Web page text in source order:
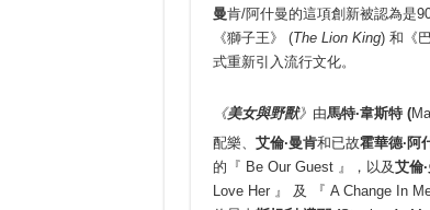
曼肯/阿什曼的這項創新被認為是
《獅子王》 (The Lion King) 和《
式重新引入流行文化。
《美女與野獸》 由馬特·韋斯特 (
配樂、 艾倫·曼肯和已故霍華德· 阿
的『 Be Our Guest 』，以及艾倫·
Love Her 』 及 『 A Change In